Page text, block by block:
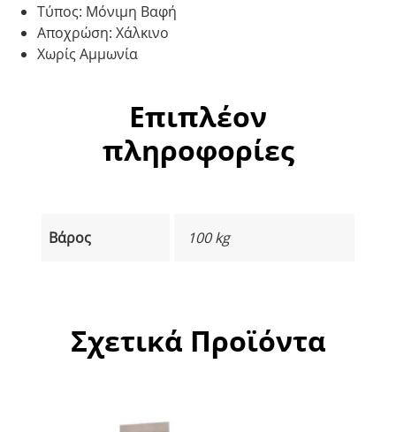
Τύπος: Μόνιμη Βαφή
Αποχρώση: Χάλκινο
Χωρίς Αμμωνία
Επιπλέον
πληροφορίες
Βάρος 100 kg
Σχετικά Προϊόντα